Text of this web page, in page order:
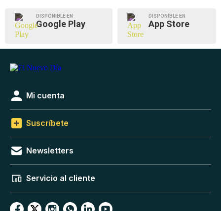
DISPONIBLE EN
Google Play
DISPONIBLE EN
App Store
Mi cuenta
Suscríbete
Newsletters
Servicio al cliente